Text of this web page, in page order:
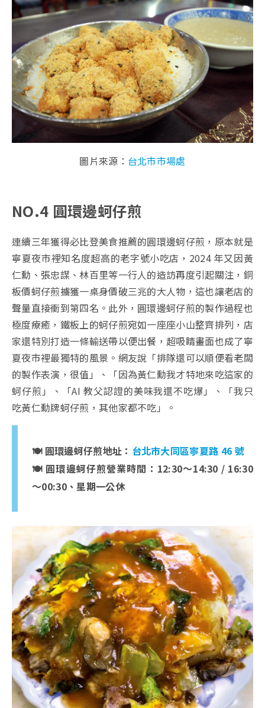
圖片來源： 台北市市場處
NO.4 圓環邊蚵仔煎
連續三年獲得必比登美食推薦的圓環邊蚵仔煎，原本就是
寧夏夜市裡知名度超高的老字號小吃店，2024 年又因黃
仁勳、張忠謀、林百里等一行人的造訪再度引起關注，銅
板價蚵仔煎擄獲一桌身價破三兆的大人物，這也讓老店的
聲量直接衝到第四名。此外，圓環邊蚵仔煎的製作過程也
極度療癒，鐵板上的蚵仔煎宛如一座座小山整齊排列，店
家還特別打造一條輸送帶以便出餐，超吸睛畫面也成了寧
夏夜市裡最獨特的風景。網友說「排隊還可以順便看老闆
的製作表演，很值」、「因為黃仁勳我才特地來吃這家的
蚵仔煎」、「AI 教父認證的美味我還不吃爆」、「我只
吃黃仁勳牌蚵仔煎，其他家都不吃」。
🍽️ 圓環邊蚵仔煎地址： 台北市大同區寧夏路 46 號
🍽️ 圓環邊蚵仔煎營業時間：12:30～14:30 / 16:30
～00:30、星期一公休